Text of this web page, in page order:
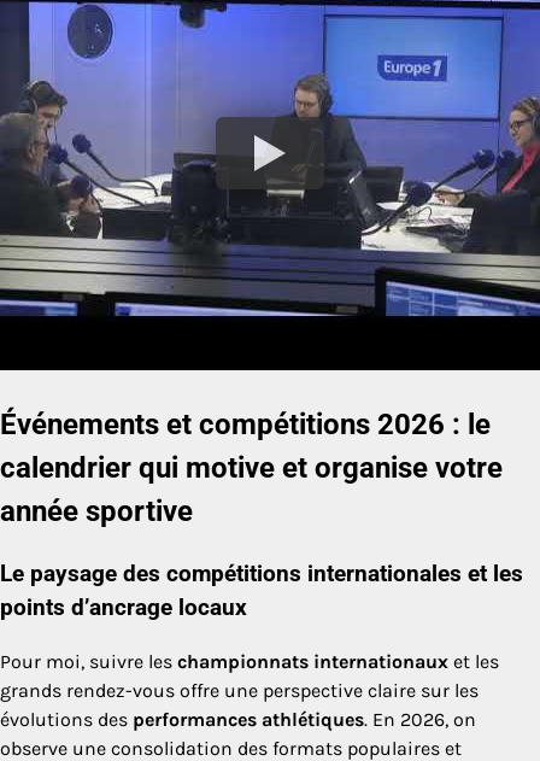
Événements et compétitions 2026 : le
calendrier qui motive et organise votre
année sportive
Le paysage des compétitions internationales et les
points d’ancrage locaux
Pour moi, suivre les championnats internationaux et les
grands rendez-vous offre une perspective claire sur les
évolutions des performances athlétiques. En 2026, on
observe une consolidation des formats populaires et